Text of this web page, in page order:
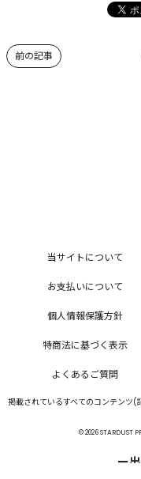
前の記事
当サイトについて
お支払いについて
個人情報保護方針
特商法に基づく表示
よくあるご質問
掲載されているすべてのコンテンツ
© 2026 STARDUST
ー